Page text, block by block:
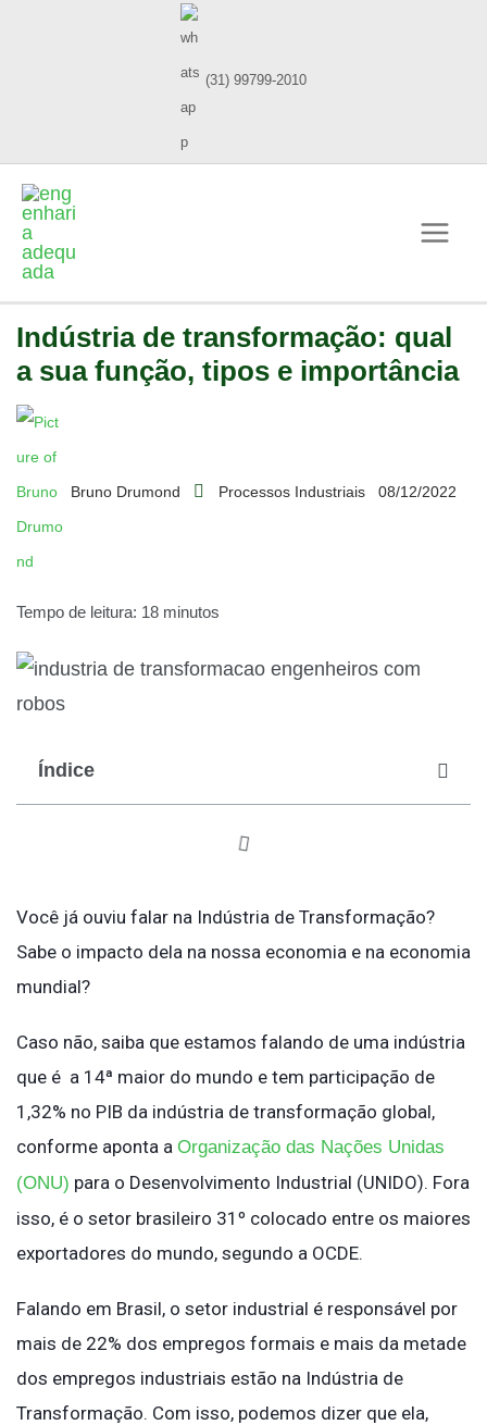
(31) 99799-2010
Indústria de transformação: qual
a sua função, tipos e importância
Bruno Drumond Processos Industriais 08/12/2022
Tempo de leitura: 18 minutos
Índice
Você já ouviu falar na Indústria de Transformação?
Sabe o impacto dela na nossa economia e na economia
mundial?
Caso não, saiba que estamos falando de uma indústria
que é a 14ª maior do mundo e tem participação de
1,32% no PIB da indústria de transformação global,
conforme aponta a Organização das Nações Unidas
(ONU) para o Desenvolvimento Industrial (UNIDO). Fora
isso, é o setor brasileiro 31º colocado entre os maiores
exportadores do mundo, segundo a OCDE.
Falando em Brasil, o setor industrial é responsável por
mais de 22% dos empregos formais e mais da metade
dos empregos industriais estão na Indústria de
Transformação. Com isso, podemos dizer que ela,